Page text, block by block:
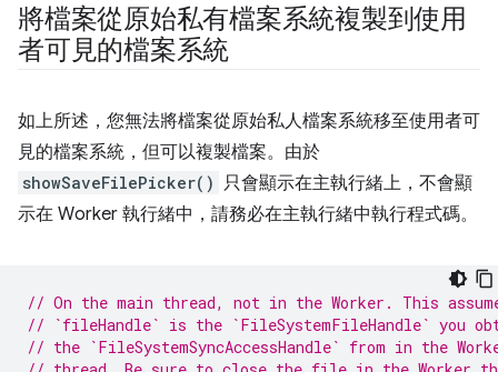
將檔案從原始私有檔案系統複製到使用
者可見的檔案系統
如上所述，您無法將檔案從原始私人檔案系統移至使用者可
見的檔案系統，但可以複製檔案。由於
showSaveFilePicker()
只會顯示在主執行緒上，不會顯
示在 Worker 執行緒中，請務必在主執行緒中執行程式碼。
// On the main thread, not in the Worker. This
// `fileHandle` is the `FileSystemFileHandle` you
// the `FileSystemSyncAccessHandle` from in the